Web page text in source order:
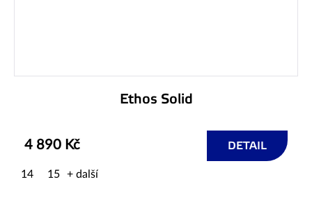
Ethos Solid
4 890 Kč DETAIL
14 15 + další